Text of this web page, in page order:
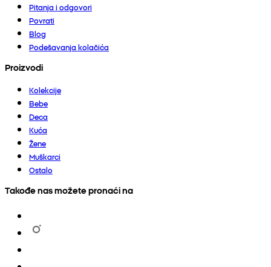
Pitanja i odgovori
Povrati
Blog
Podešavanja kolačića
Proizvodi
Kolekcije
Bebe
Deca
Kuća
Žene
Muškarci
Ostalo
Takođe nas možete pronaći na